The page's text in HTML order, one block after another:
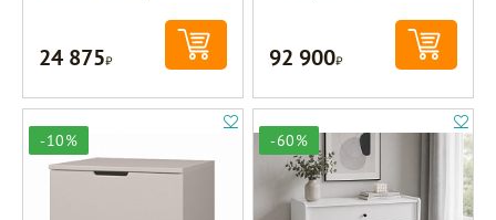
24 875Р 92 900Р
-10% -60%